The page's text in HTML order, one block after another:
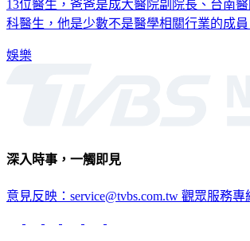
13位醫生，爸爸是成大醫院副院長、台南
科醫生，他是少數不是醫學相關行業的成員
娛樂
深入時事，一觸即見
意見反映：service@tvbs.com.tw 觀眾服務專